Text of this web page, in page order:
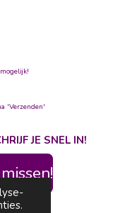
'Verzenden'
JE SNEL IN!